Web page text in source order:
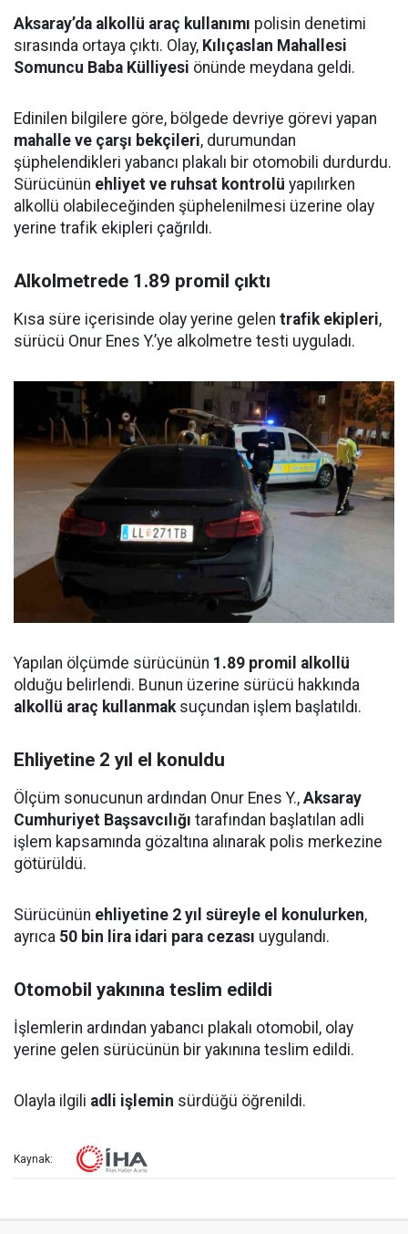
Aksaray’da alkollü araç kullanımı polisin denetimi
sırasında ortaya çıktı. Olay, Kılıçaslan Mahallesi
Somuncu Baba Külliyesi önünde meydana geldi.
Edinilen bilgilere göre, bölgede devriye görevi yapan
mahalle ve çarşı bekçileri, durumundan
şüphelendikleri yabancı plakalı bir otomobili durdurdu.
Sürücünün ehliyet ve ruhsat kontrolü yapılırken
alkollü olabileceğinden şüphelenilmesi üzerine olay
yerine trafik ekipleri çağrıldı.
Alkolmetrede 1.89 promil çıktı
Kısa süre içerisinde olay yerine gelen trafik ekipleri,
sürücü Onur Enes Y.’ye alkolmetre testi uyguladı.
Yapılan ölçümde sürücünün 1.89 promil alkollü
olduğu belirlendi. Bunun üzerine sürücü hakkında
alkollü araç kullanmaksuçundan işlem başlatıldı.
Ehliyetine 2 yıl el konuldu
Ölçüm sonucunun ardından Onur Enes Y., Aksaray
Cumhuriyet Başsavcılığı tarafından başlatılan adli
işlem kapsamında gözaltına alınarak polis merkezine
götürüldü.
Sürücünün ehliyetine 2 yıl süreyle el konulurken,
ayrıca 50 bin lira idari para cezası uygulandı.
Otomobil yakınına teslim edildi
İşlemlerin ardından yabancı plakalı otomobil, olay
yerine gelen sürücünün bir yakınına teslim edildi.
Olayla ilgili adli işlemin sürdüğü öğrenildi.
Kaynak: